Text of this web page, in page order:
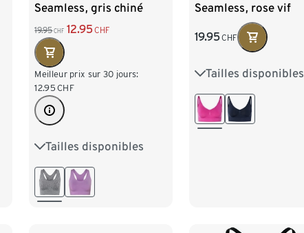
Seamless, gris chiné
19.95 CHF 12.95CHF
Meilleur prix sur 30 jours:
12.95 CHF
Tailles disponibles
S 36/38 M 40/42
L 44/46
Seamless, rose vif
19.95CHF
Tailles disponibles
S 36/38 M 40/42
L 44/46